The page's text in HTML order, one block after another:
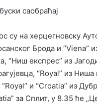
саобраћај
су на херцегновску
Брода и “Viena”
“Ниш експрес” из
“Royal” из
“Royal” и “Croatia” из
за Сплит, у 8.35 ће